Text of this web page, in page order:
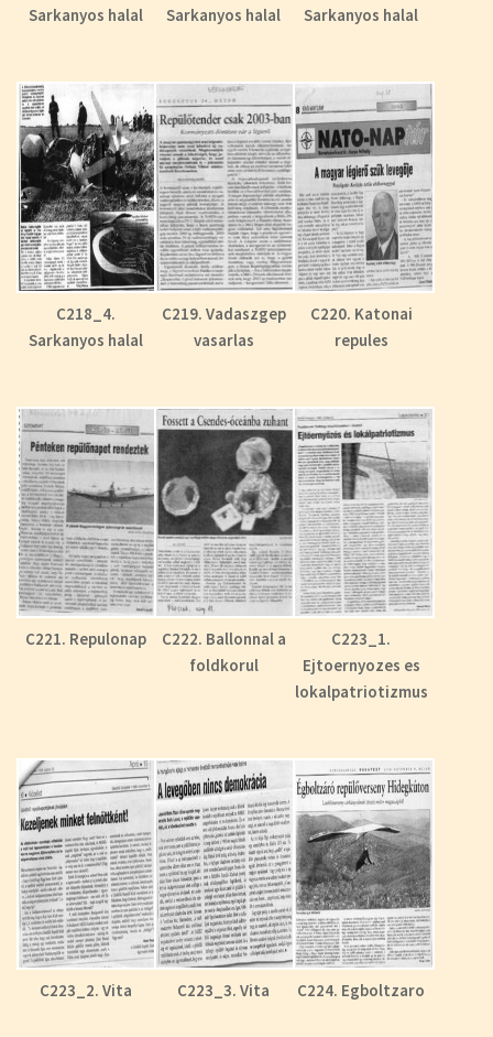
Sarkanyos halal
Sarkanyos halal
Sarkanyos halal
C218_4.
Sarkanyos halal
C219. Vadaszgep
vasarlas
C220. Katonai
repules
C221. Repulonap
C222. Ballonnal a
foldkorul
C223_1.
Ejtoernyozes es
lokalpatriotizmus
C223_2. Vita C223_3. Vita C224. Egboltzaro